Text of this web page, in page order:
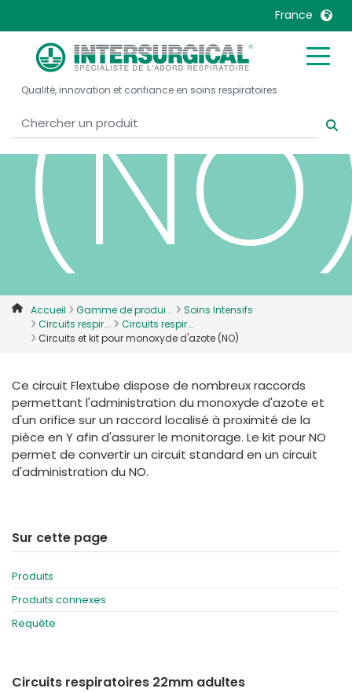
France
United Kingdom
United States
Australia
Belgique, Français
Canada, English
Canada, Français
Denmark
Deutschland
France
Italia
Malaysia
Mexico
Nederlands
International English
Qualité, innovation et confiance en soins respiratoires
Accueil Gamme de produi...
Soins Intensifs
Circuits respir...
Circuits respir...
Circuits et kit pour monoxyde d'azote (NO)
Ce circuit Flextube dispose de nombreux raccords
permettant l'administration du monoxyde d'azote et
d'un orifice sur un raccord localisé à proximité de la
pièce en Y afin d'assurer le monitorage. Le kit pour NO
permet de convertir un circuit standard en un circuit
d'administration du NO.
Sur cette page
Produits
Produits connexes
Requête
Circuits respiratoires 22mm adultes